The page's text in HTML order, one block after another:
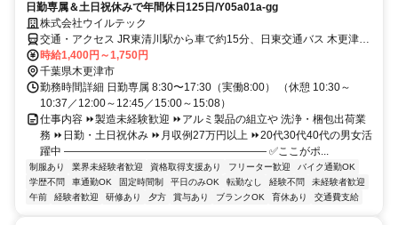
日勤専属＆土日祝休みで年間休日125日/Y05a01a-gg
株式会社ウイルテック
交通・アクセス JR東清川駅から車で約15分、日東交通バス 木更津駅
東口、乗車約22分→かずさ鎌足一丁目北、下車徒歩約2分＊車/バイ
ク/バス/徒歩通勤OK
時給1,400円～1,750円
千葉県木更津市
勤務時間詳細 日勤専属 8:30〜17:30（実働8:00） （休憩 10:30～
10:37／12:00～12:45／15:00～15:08）
仕事内容 ⏩製造未経験歓迎 ⏩アルミ製品の組立や 洗浄・梱包出荷業
務 ⏩日勤・土日祝休み ⏩月収例27万円以上 ⏩20代30代40代の男女活
躍中 ――――――――――――――――――― ✅ここがポ...
制服あり 業界未経験者歓迎 資格取得支援あり フリーター歓迎
バイク通勤OK
学歴不問
車通勤OK 固定時間制 平日のみOK 転勤なし 経験不問
未経験者歓迎
午前
経験者歓迎 研修あり 夕方 賞与あり ブランクOK 育休あり 交通費支給